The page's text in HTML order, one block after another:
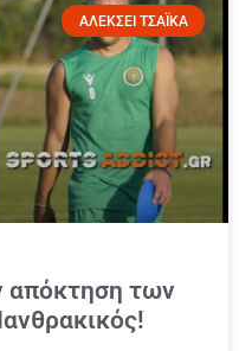
ΑΛΕΚΣΕΙ ΤΣΑΪΚΑ
απόκτηση των